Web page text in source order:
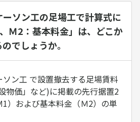
ソン工の足場工で計算式に
Ｍ2：基本料金」は、どこか
でしょうか。
ン工 で設置撤去する足場賃料
物価」など)に掲載の先行据置2
）および基本料金（Ｍ2）の単